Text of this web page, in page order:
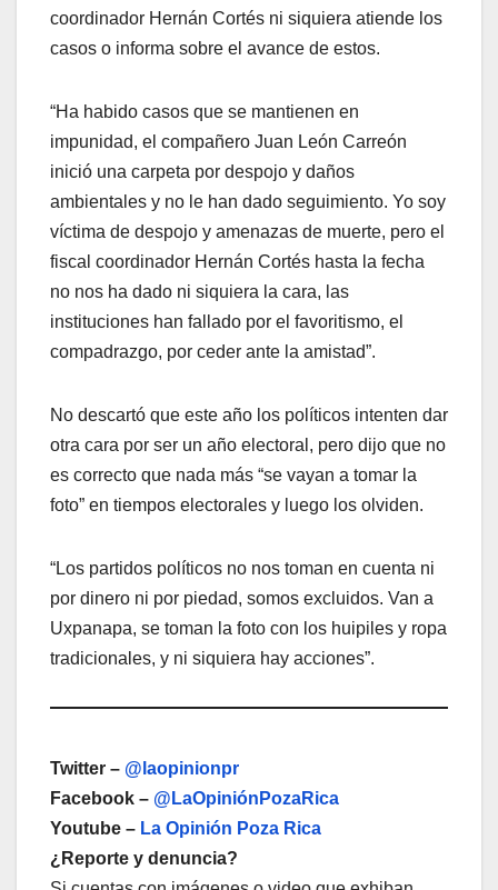
coordinador Hernán Cortés ni siquiera atiende los
casos o informa sobre el avance de estos.
“Ha habido casos que se mantienen en
impunidad, el compañero Juan León Carreón
inició una carpeta por despojo y daños
ambientales y no le han dado seguimiento. Yo soy
víctima de despojo y amenazas de muerte, pero el
fiscal coordinador Hernán Cortés hasta la fecha
no nos ha dado ni siquiera la cara, las
instituciones han fallado por el favoritismo, el
compadrazgo, por ceder ante la amistad”.
No descartó que este año los políticos intenten dar
otra cara por ser un año electoral, pero dijo que no
es correcto que nada más “se vayan a tomar la
foto” en tiempos electorales y luego los olviden.
“Los partidos políticos no nos toman en cuenta ni
por dinero ni por piedad, somos excluidos. Van a
Uxpanapa, se toman la foto con los huipiles y ropa
tradicionales, y ni siquiera hay acciones”.
Twitter – @laopinionpr
Facebook – @LaOpiniónPozaRica
Youtube – La Opinión Poza Rica
¿Reporte y denuncia?